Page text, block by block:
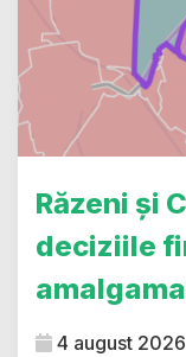
Răzeni și
deciziile
4 august 2026